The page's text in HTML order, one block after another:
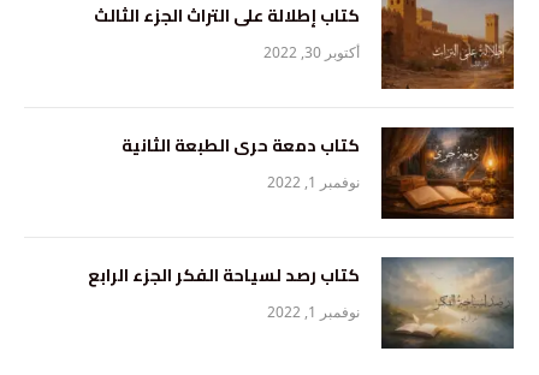
كتاب إطلالة على التراث الجزء الثالث
أكتوبر 30, 2022
كتاب دمعة حرى الطبعة الثانية
نوفمبر 1, 2022
كتاب رصد لسياحة الفكر الجزء الرابع
نوفمبر 1, 2022